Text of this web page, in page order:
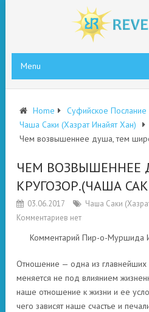
Menu
Home
Суфийское
Чаша Саки (Хазрат Инайят Хан)
Чем возвышеннее душа, тем
ЧЕМ ВОЗВЫШЕННЕЕ
КРУГОЗОР.(ЧАША
03.06.2017
Чаша Саки
Комментариев нет
Комментарий Пир-о-Муршида
Отношение — одна из
меняется не под влиянием
наше отношение к жизни и ее
чего зависят наше счастье и